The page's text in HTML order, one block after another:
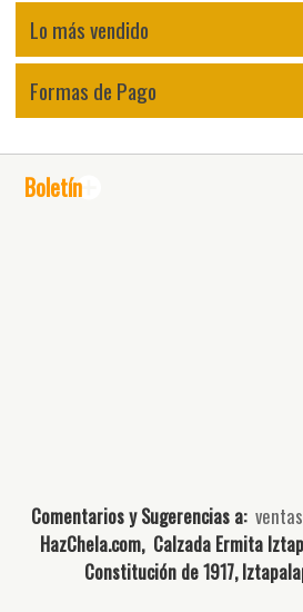
Lo más vendido
Formas de Pago
Boletín
Comentarios y Sugerencias a:
HazChela.com, Calzada Ermita
Constitución de 1917,